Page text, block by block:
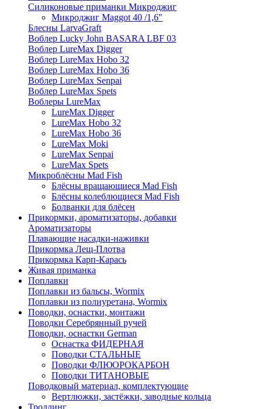
Силиконовые приманки Микроджиг
Микроджиг Maggot 40 /1,6"
Блесны LarvaGraft
Воблер Lucky John BASARA LBF 03
Воблер LureMax Digger
Воблер LureMax Hobo 32
Воблер LureMax Hobo 36
Воблер LureMax Senpai
Воблер LureMax Spets
Воблеры LureMax
LureMax Digger
LureMax Hobo 32
LureMax Hobo 36
LureMax Moki
LureMax Senpai
LureMax Spets
Микроблёсны Mad Fish
Блёсны вращающиеся Mad Fish
Блёсны колеблющиеся Mad Fish
Болванки для блёсен
Прикормки, ароматизаторы, добавки
Ароматизаторы
Плавающие насадки-наживки
Прикормка Лещ-Плотва
Прикормка Карп-Карась
Живая приманка
Поплавки
Поплавки из бальсы, Wormix
Поплавки из полиуретана, Wormix
Поводки, оснастки, монтажи
Поводки Серебрянный ручей
Поводки, оснастки German
Оснастка ФИДЕРНАЯ
Поводки СТАЛЬНЫЕ
Поводки ФЛЮОРОКАРБОН
Поводки ТИТАНОВЫЕ
Поводковый материал, комплектующие
Вертлюжки, застёжки, заводные кольца
Троллинг